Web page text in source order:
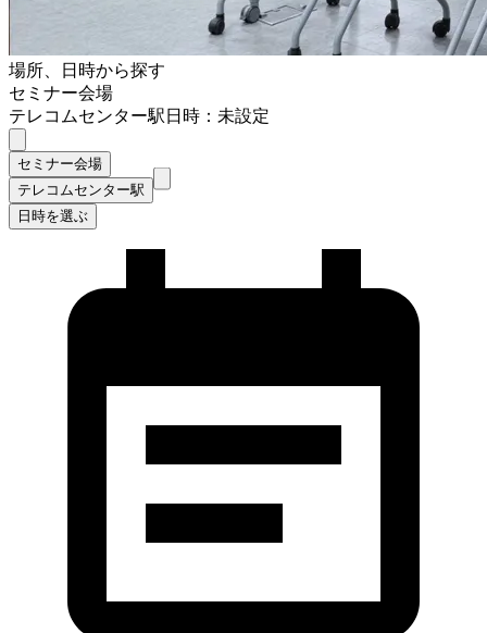
場所、日時から探す
セミナー会場
テレコムセンター駅日時：未設定
セミナー会場
テレコムセンター駅
日時を選ぶ